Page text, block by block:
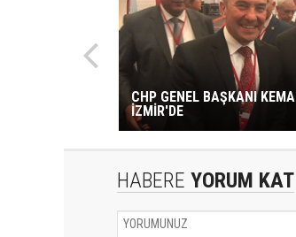
CHP GENEL BAŞKANI
İZMİR'DE
HABERE YORUM KAT